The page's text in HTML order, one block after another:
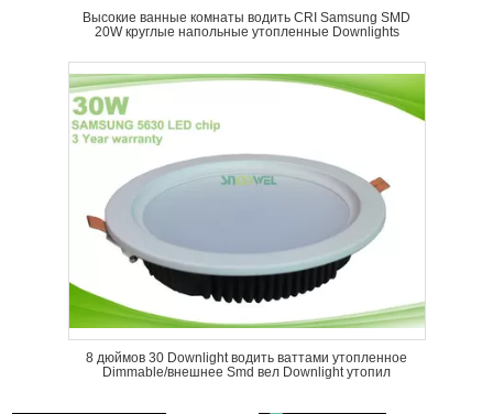
Высокие ванные комнаты водить CRI Samsung SMD
20W круглые напольные утопленные Downlights
8 дюймов 30 Downlight водить ваттами утопленное
Dimmable/внешнее Smd вел Downlight утопил